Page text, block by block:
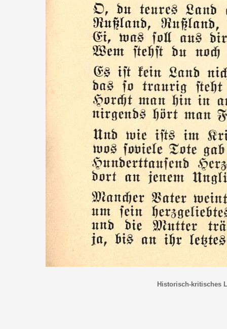
Historisch-kritisches